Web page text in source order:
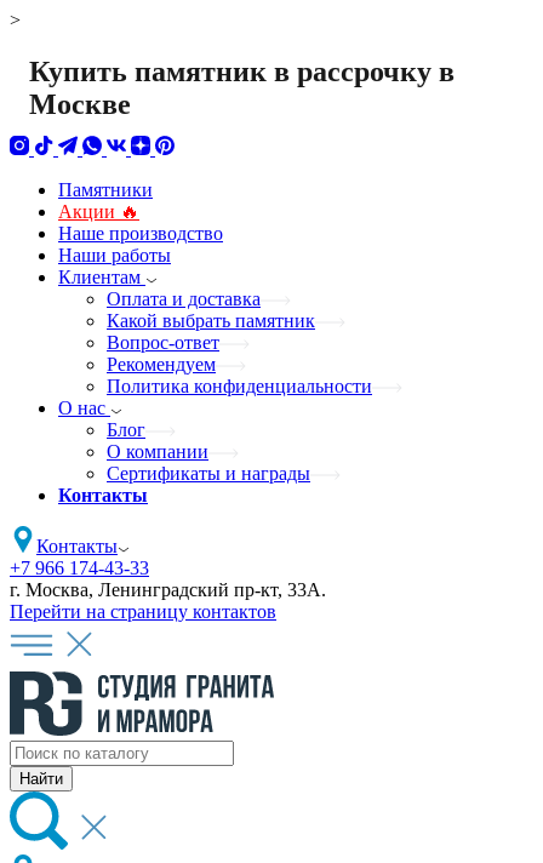
>
Купить памятник в рассрочку в
Москве
Памятники
Акции 🔥
Наше производство
Наши работы
Клиентам
Оплата и доставка
Какой выбрать памятник
Вопрос-ответ
Рекомендуем
Политика конфиденциальности
О нас
Блог
О компании
Сертификаты и награды
Контакты
Контакты
+7 966 174-43-33
г. Москва, Ленинградский пр-кт, 33А.
Перейти на страницу контактов